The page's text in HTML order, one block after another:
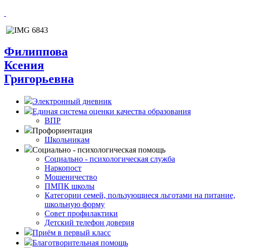
Филиппова
Ксения
Григорьевна
Электронный дневник
Единая система оценки качества образования
ВПР
Профориентация
Школьникам
Социально - психологическая помощь
Социально - психологическая служба
Наркопост
Мошеничество
ПМПК школы
Категории семей, пользующиеся льготами на питание,
школьную форму
Совет профилактики
Детский телефон доверия
Приём в первый класс
Благотворительная помощь